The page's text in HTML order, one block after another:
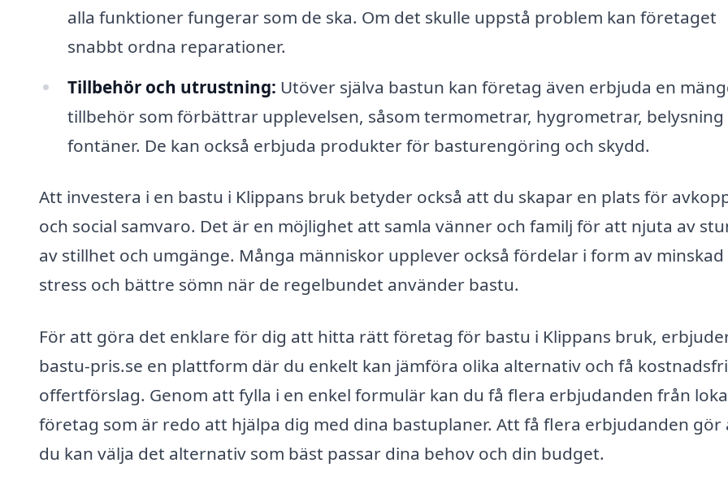
alla funktioner fungerar som de ska. Om det skulle uppstå problem kan företaget
snabbt ordna reparationer.
Tillbehör och utrustning: Utöver själva bastun kan företag även erbjuda en
tillbehör som förbättrar upplevelsen, såsom termometrar, hygrometrar, belysning
fontäner. De kan också erbjuda produkter för basturengöring och skydd.
Att investera i en bastu i Klippans bruk betyder också att du skapar en plats för
och social samvaro. Det är en möjlighet att samla vänner och familj för att njuta av
av stillhet och umgänge. Många människor upplever också fördelar i form av minskad
stress och bättre sömn när de regelbundet använder bastu.
För att göra det enklare för dig att hitta rätt företag för bastu i Klippans bruk,
bastu-pris.se en plattform där du enkelt kan jämföra olika alternativ och få
offertförslag. Genom att fylla i en enkel formulär kan du få flera erbjudanden från
företag som är redo att hjälpa dig med dina bastuplaner. Att få flera erbjudanden gör
du kan välja det alternativ som bäst passar dina behov och din budget.